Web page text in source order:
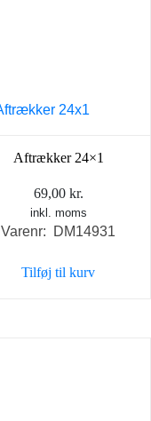
Aftrækker 24×1
69,00 kr.
inkl. moms
Varenr: DM14931
Tilføj til kurv